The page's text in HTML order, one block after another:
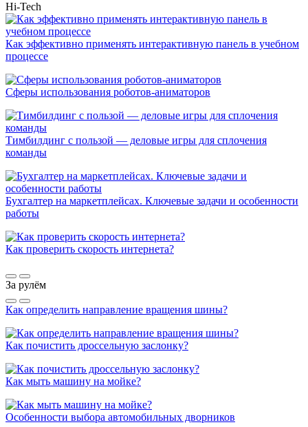
Hi-Tech
Как эффективно применять интерактивную панель в учебном
процессе
Сферы использования роботов-аниматоров
Тимбилдинг с пользой — деловые игры для сплочения
команды
Бухгалтер на маркетплейсах. Ключевые задачи и особенности
работы
Как проверить скорость интернета?
За рулём
Как определить направление вращения шины?
Как почистить дроссельную заслонку?
Как мыть машину на мойке?
Особенности выбора автомобильных дворников